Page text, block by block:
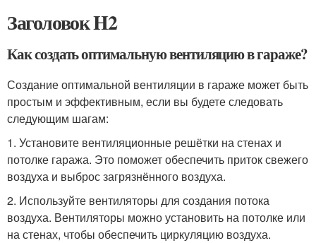
Заголовок H2
Как создать оптимальную вентиляцию в гараже?
Создание оптимальной вентиляции в гараже может быть
простым и эффективным, если вы будете следовать
следующим шагам:
1. Установите вентиляционные решётки на стенах и
потолке гаража. Это поможет обеспечить приток свежего
воздуха и выброс загрязнённого воздуха.
2. Используйте вентиляторы для создания потока
воздуха. Вентиляторы можно установить на потолке или
на стенах, чтобы обеспечить циркуляцию воздуха.